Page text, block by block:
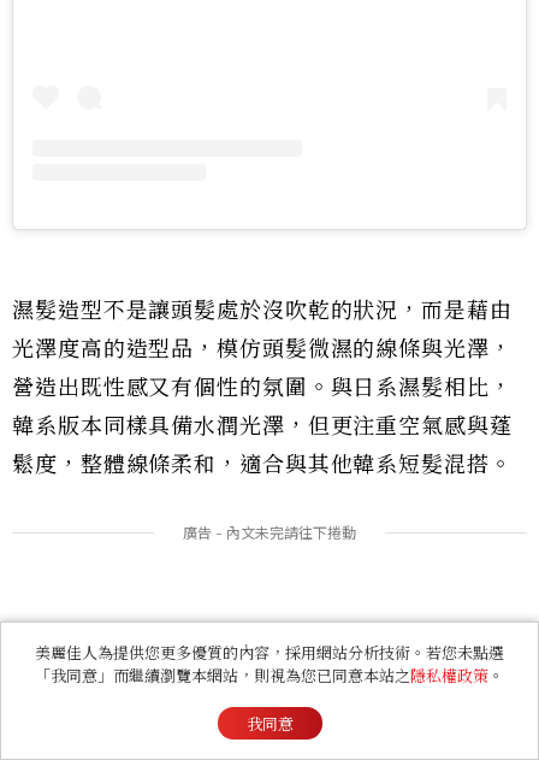
濕髮造型不是讓頭髮處於沒吹乾的狀況，而是藉由
光澤度高的造型品，模仿頭髮微濕的線條與光澤，
營造出既性感又有個性的氛圍。與日系濕髮相比，
韓系版本同樣具備水潤光澤，但更注重空氣感與蓬
鬆度，整體線條柔和，適合與其他韓系短髮混搭。
此外，專門為濕髮設計的造型品，質地會比一般的
美麗佳人為提供您更多優質的內容，採用網站分析技術。若您未點選
「我同意」而繼續瀏覽本網站，則視為您已同意本站之隱私權政策 。
我同意